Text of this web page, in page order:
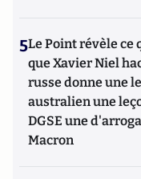
5Le Point révèle ce
que Xavier Niel
russe donne une
australien une
DGSE une
Macron